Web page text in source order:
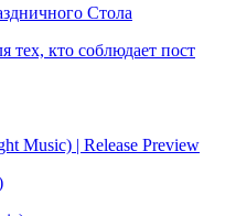
Стола
кто соблюдает пост
Music) | Release Preview